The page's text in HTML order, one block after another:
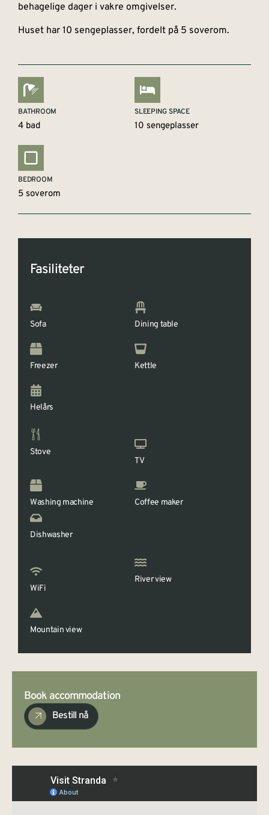
behagelige dager i vakre omgivelser.
Huset har 10 sengeplasser, fordelt på 5 soverom.
BATHROOM
4 bad
SLEEPING SPACE
10 sengeplasser
BEDROOM
5 soverom
Fasiliteter
Sofa Dining table
Freezer Kettle
Helårs
Stove
TV
Washing machine Coffee maker
Dishwasher
WiFi
River view
Mountain view
Book accommodation
Bestill nå